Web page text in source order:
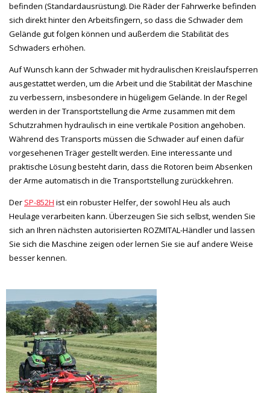
befinden (Standardausrüstung). Die Räder der Fahrwerke befinden
sich direkt hinter den Arbeitsfingern, so dass die Schwader dem
Gelände gut folgen können und außerdem die Stabilität des
Schwaders erhöhen.
Auf Wunsch kann der Schwader mit hydraulischen Kreislaufsperren
ausgestattet werden, um die Arbeit und die Stabilität der Maschine
zu verbessern, insbesondere in hügeligem Gelände. In der Regel
werden in der Transportstellung die Arme zusammen mit dem
Schutzrahmen hydraulisch in eine vertikale Position angehoben.
Während des Transports müssen die Schwader auf einen dafür
vorgesehenen Träger gestellt werden. Eine interessante und
praktische Lösung besteht darin, dass die Rotoren beim Absenken
der Arme automatisch in die Transportstellung zurückkehren.
Der SP-852H ist ein robuster Helfer, der sowohl Heu als auch
Heulage verarbeiten kann. Überzeugen Sie sich selbst, wenden Sie
sich an Ihren nächsten autorisierten ROZMITAL-Händler und lassen
Sie sich die Maschine zeigen oder lernen Sie sie auf andere Weise
besser kennen.